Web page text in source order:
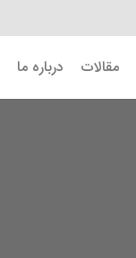
مقالات درباره ما